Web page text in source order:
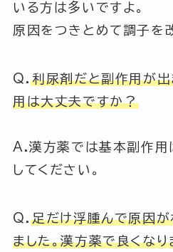
いる方は多いですよ。
原因をつきとめて調子を
Q.利尿剤だと副作用が出
用は大丈夫ですか？
A.漢方薬では基本副作用
してください。
Q.足だけ浮腫んで原因
ました。漢方薬で良くな